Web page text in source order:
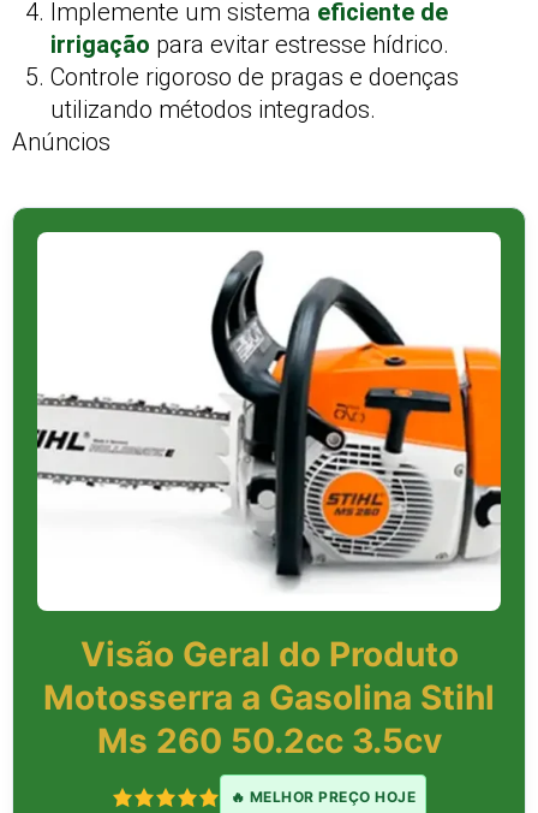
Implemente um sistema eficiente de
irrigação para evitar estresse hídrico.
Controle rigoroso de pragas e doenças
utilizando métodos integrados.
Anúncios
Visão Geral do Produto
Motosserra a Gasolina Stihl
Ms 260 50.2cc 3.5cv
🔥 MELHOR PREÇO HOJE